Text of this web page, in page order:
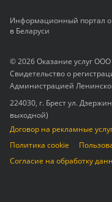
Информационный портал
в Беларуси
© 2026 Оказание услуг
Свидетельство о
Администрацией
224030, г. Брест ул.
выходной)
Договор на рекламные
Политика cookie
Согласие на обработку